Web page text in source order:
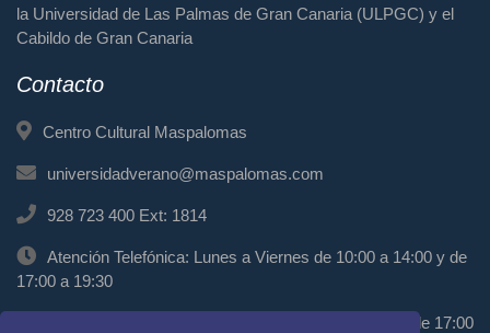
la Universidad de Las Palmas de Gran Canaria (ULPGC) y el
Cabildo de Gran Canaria
Contacto
Centro Cultural Maspalomas
universidadverano@maspalomas.com
928 723 400 Ext: 1814
Atención Telefónica: Lunes a Viernes de 10:00 a 14:00 y de
17:00 a 19:30
Atención Presencial: Miércoles de 11:00 a 13:00 y de 17:00